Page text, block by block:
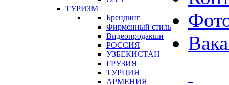
ТУРИЗМ
Брендинг
Фирменный стиль
Видеопродакшн
РОССИЯ
УЗБЕКИСТАН
ГРУЗИЯ
ТУРЦИЯ
АРМЕНИЯ